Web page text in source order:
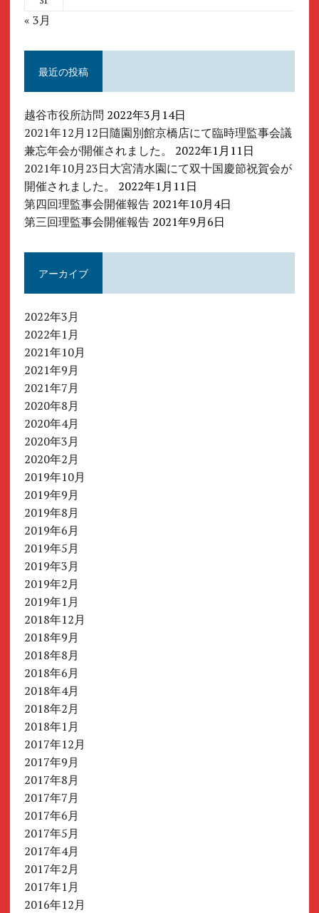
« 3月
最近の投稿
越谷市役所訪問 2022年3月14日
2021年12月12日隨園別館京橋店にて臨時理監事会議
兼忘年会が開催されました。
2022年1月11日
2021年10月23日大宮清水園にて双十国慶節祝賀会が
開催されました。
2022年1月11日
第四回理監事会開催報告 2021年10月4日
第三回理監事会開催報告 2021年9月6日
アーカイブ
2022年3月
2022年1月
2021年10月
2021年9月
2021年7月
2020年8月
2020年4月
2020年3月
2020年2月
2019年10月
2019年9月
2019年8月
2019年6月
2019年5月
2019年3月
2019年2月
2019年1月
2018年12月
2018年9月
2018年8月
2018年6月
2018年4月
2018年2月
2018年1月
2017年12月
2017年9月
2017年8月
2017年7月
2017年6月
2017年5月
2017年4月
2017年2月
2017年1月
2016年12月